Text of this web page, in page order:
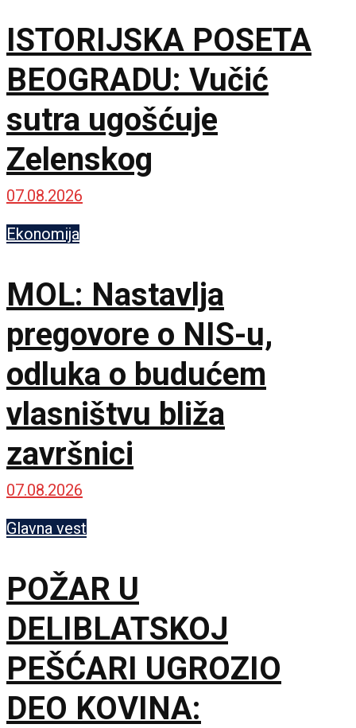
ISTORIJSKA POSETA
BEOGRADU: Vučić
sutra ugošćuje
Zelenskog
07.08.2026
Ekonomija
MOL: Nastavlja
pregovore o NIS-u,
odluka o budućem
vlasništvu bliža
završnici
07.08.2026
Glavna vest
POŽAR U
DELIBLATSKOJ
PEŠĆARI UGROZIO
DEO KOVINA: